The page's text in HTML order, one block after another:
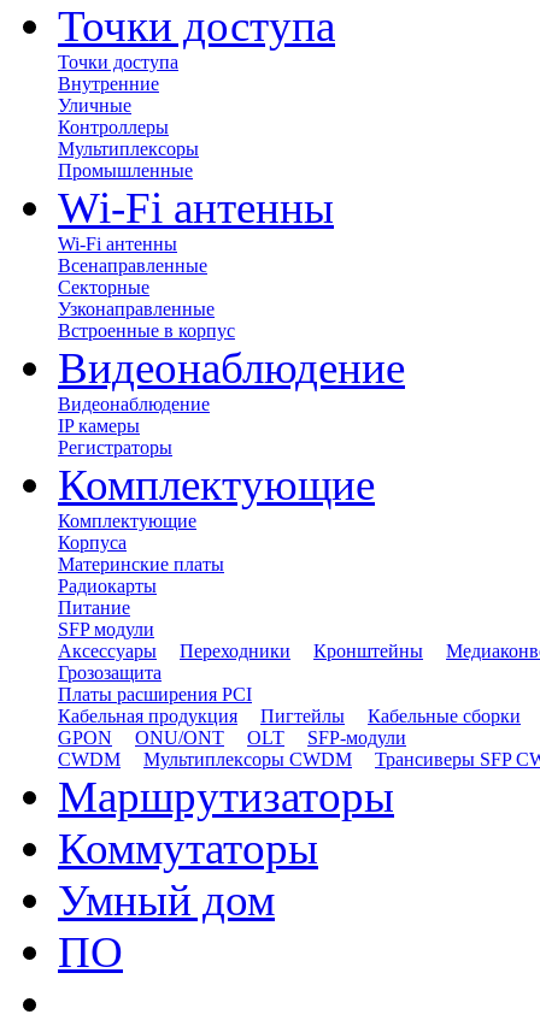
Точки доступа
Точки доступа
Внутренние
Уличные
Контроллеры
Мультиплексоры
Промышленные
Wi-Fi антенны
Wi-Fi антенны
Всенаправленные
Секторные
Узконаправленные
Встроенные в корпус
Видеонаблюдение
Видеонаблюдение
IP камеры
Регистраторы
Комплектующие
Комплектующие
Корпуса
Материнские платы
Радиокарты
Питание
SFP модули
Аксессуары
Переходники Кронштейны
Грозозащита
Платы расширения PCI
Кабельная продукция
Пигтейлы
Кабельные сборки
GPON
ONU/ONT OLT
SFP-модули
CWDM
Мультиплексоры CWDM Трансиверы SFP
Маршрутизаторы
Коммутаторы
Умный дом
ПО